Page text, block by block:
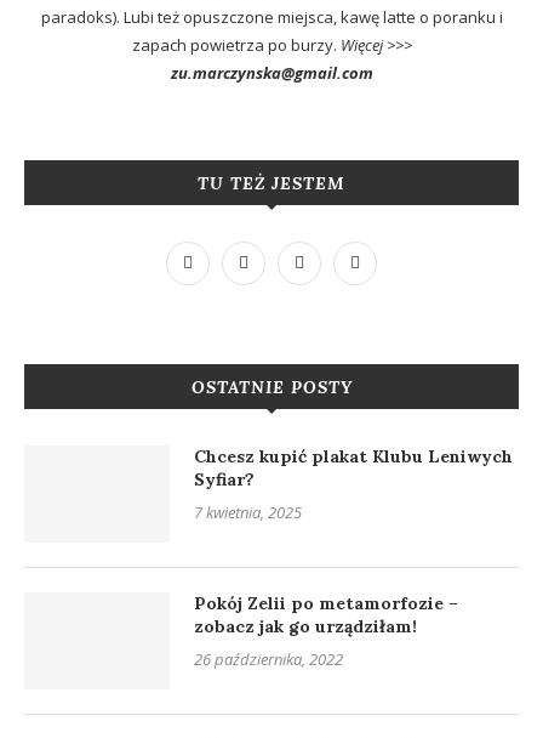
paradoks). Lubi też opuszczone miejsca, kawę latte o poranku i
zapach powietrza po burzy. Więcej >>>
zu.marczynska@gmail.com
TU TEŻ JESTEM
OSTATNIE POSTY
Chcesz kupić plakat Klubu Leniwych
Syfiar?
7 kwietnia, 2025
Pokój Zelii po metamorfozie –
zobacz jak go urządziłam!
26 października, 2022